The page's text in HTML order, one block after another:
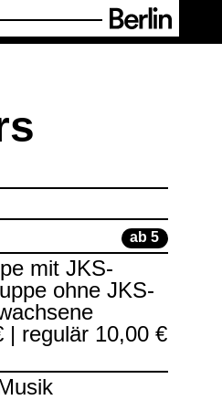
ab 5
mit JKS-
ohne JKS-
| regulär 10,00 €